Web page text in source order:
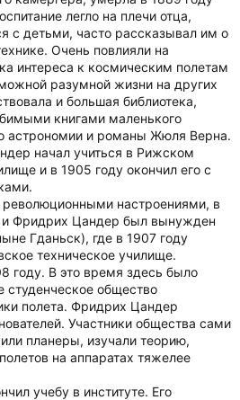
легло на плечи отца,
с детьми, часто рассказывал им о
Очень повлияли на
интереса к космическим полетам
разумной жизни на других
и большая библиотека,
книгами маленького
астрономии и романы Жюля Верна.
начал учиться в Рижском
и в 1905 году окончил его с
настроениями, в
и Фридрих Цандер был вынужден
Гданьск), где в 1907 году
техническое училище.
году. В это время здесь было
общество
полета. Фридрих Цандер
Участники общества сами
планеры, изучали теорию,
на аппаратах тяжелее
учебу в институте. Его